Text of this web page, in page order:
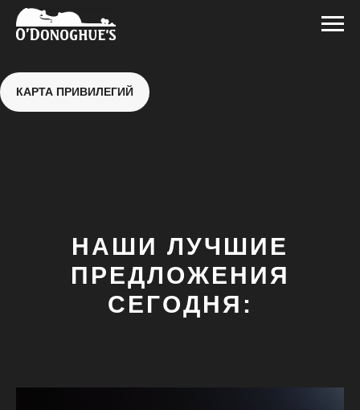
КАРТА ПРИВИЛЕГИЙ
НАШИ ЛУЧШИЕ
ПРЕДЛОЖЕНИЯ
СЕГОДНЯ: